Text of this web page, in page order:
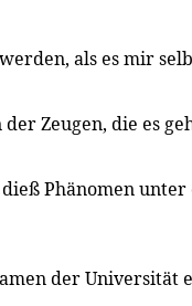
als es mir
Zeugen, die es
Phänomen
der Universität